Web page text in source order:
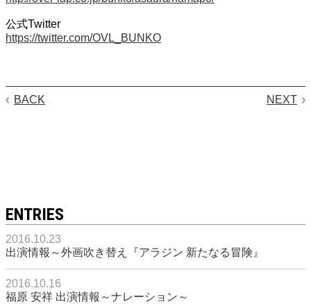
公式Twitter
https://twitter.com/OVL_BUNKO
NEXT
BACK
ENTRIES
2016.10.23
出演情報～外画吹き替え『アラジン 新たなる冒険』
2016.10.16
福原 安祥 出演情報～ナレーション～